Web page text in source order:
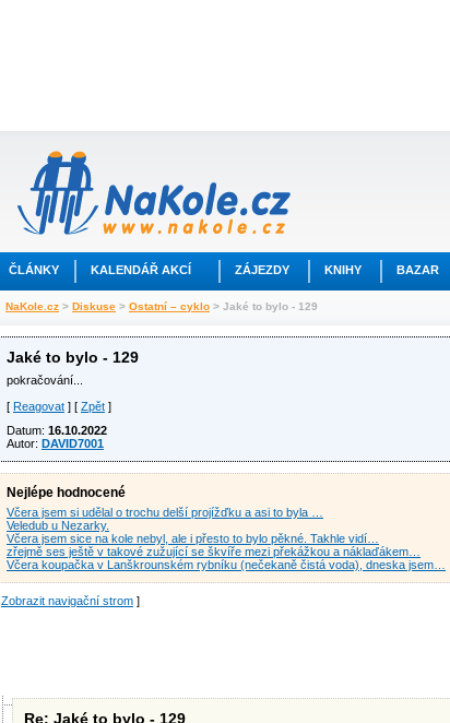
ČLÁNKY KALENDÁŘ AKCÍ ZÁJEZDY KNIHY BAZAR
NaKole.cz > Diskuse > Ostatní – cyklo > Jaké to bylo - 129
Jaké to bylo - 129
pokračování...
[ Reagovat ] [ Zpět ]
Datum: 16.10.2022
Autor: DAVID7001
Nejlépe hodnocené
Včera jsem si udělal o trochu delší projížďku a asi to byla …
Veledub u Nezarky.
Včera jsem sice na kole nebyl, ale i přesto to bylo pěkné. Takhle vidí…
zřejmě ses ještě v takové zužující se škvíře mezi překážkou a náklaďákem…
Včera koupačka v Lanškrounském rybníku (nečekaně čistá voda), dneska jsem…
Zobrazit navigační strom ]
Re: Jaké to bylo - 129